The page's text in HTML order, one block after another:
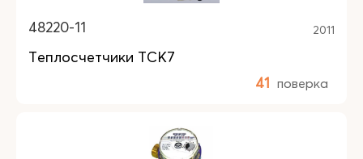
48220-11 2011
Теплосчетчики ТСК7
41 поверка